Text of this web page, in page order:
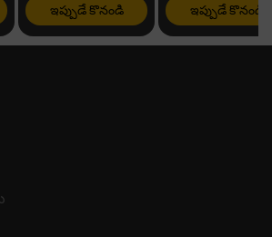
ఇప్పుడే కొనండి ఇప్పుడే కొనండి